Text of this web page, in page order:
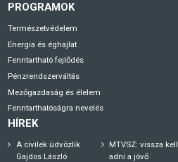
PROGRAMOK
Természetvédelem
Energia és éghajlat
Fenntartható fejlődés
Pénzrendszerváltás
Mezőgazdaság és élelem
Fenntarthatóságra nevelés
HÍREK
A civilek üdvözlik
Gajdos László
MTVSZ: vissza kell
adni a jövő